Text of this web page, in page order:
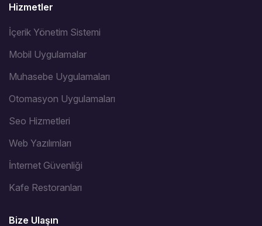
Hizmetler
İçerik Yönetim Sistemi
Mobil Uygulamalar
Muhasebe Uygulamaları
Otomasyon Uygulamaları
Seo Hizmetleri
Web Yazılımları
İnternet Güvenliği
Kafe Restoranları
Bize Ulaşın